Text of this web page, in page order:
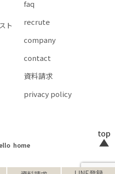
ト
faq
recrute
company
contact
資料請求
privacy policy
home